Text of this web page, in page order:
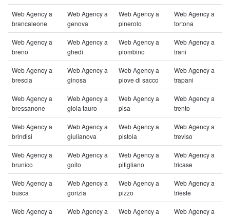
Web Agency a
brancaleone
Web Agency a
genova
Web Agency a
pinerolo
Web Agency a
tortona
Web Agency a
breno
Web Agency a
ghedi
Web Agency a
piombino
Web Agency a
trani
Web Agency a
brescia
Web Agency a
ginosa
Web Agency a
piove di sacco
Web Agency a
trapani
Web Agency a
bressanone
Web Agency a
gioia tauro
Web Agency a
pisa
Web Agency a
trento
Web Agency a
brindisi
Web Agency a
giulianova
Web Agency a
pistoia
Web Agency a
treviso
Web Agency a
brunico
Web Agency a
goito
Web Agency a
pitigliano
Web Agency a
tricase
Web Agency a
busca
Web Agency a
gorizia
Web Agency a
pizzo
Web Agency a
trieste
Web Agency a
Web Agency a
Web Agency a
Web Agency a